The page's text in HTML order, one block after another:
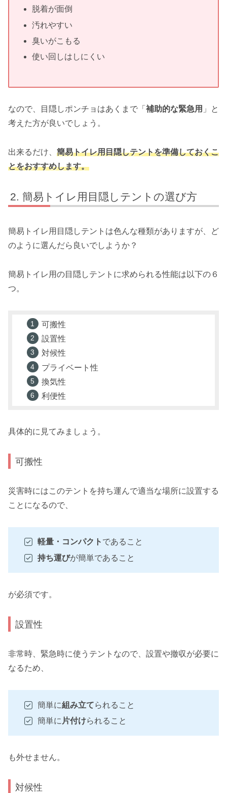
脱着が面倒
汚れやすい
臭いがこもる
使い回しはしにくい
なので、目隠しポンチョはあくまで「 補助的な緊急用 」と
考えた方が良いでしょう。
出来るだけ、 簡易トイレ用目隠しテントを準備しておくこ
とをおすすめします。
簡易トイレ用目隠しテントの選び方
簡易トイレ用目隠しテントは色んな種類がありますが、ど
のように選んだら良いでしようか？
簡易トイレ用の目隠しテントに求められる性能は以下の６
つ。
可搬性
設置性
対候性
プライベート性
換気性
利便性
具体的に見てみましょう。
可搬性
災害時にはこのテントを持ち運んで適当な場所に設置する
ことになるので、
軽量・コンパクト であること
持ち運びが簡単であること
が必須です。
設置性
非常時、緊急時に使うテントなので、設置や撤収が必要に
なるため、
簡単に組み立てられること
簡単に 片付けられること
も外せません。
対候性